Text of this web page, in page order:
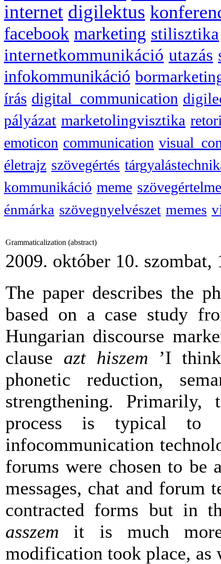
internet digilektus
facebook marketing stilisztika
internetkommunikáció utazás
infokommunikáció
írás digital_communication
pályázat marketolingvisztika
emoticon communication
életrajz szövegértés
kommunikáció meme
énmárka szövegnyelvészet memes
Grammaticalization (abstract)
2009. október 10. szombat,
The paper describes the
based on a case study
Hungarian discourse
clause azt hiszem ’I
phonetic reduction,
strengthening.
process is typical to
infocommunication
forums were chosen to be
messages, chat and forum
contracted forms but in
asszem it is much
modification took place, as